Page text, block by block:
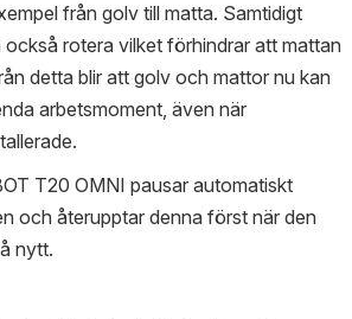
från golv till matta. Samtidigt
rotera vilket förhindrar att mattan
detta blir att golv och mattor nu kan
arbetsmoment, även när
T20 OMNI pausar automatiskt
och återupptar denna först när den
nytt.